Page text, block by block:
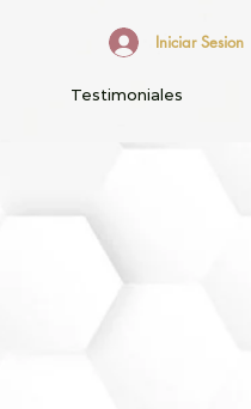
Iniciar Sesion
Testimoniales